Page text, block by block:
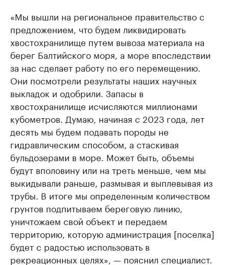
«Мы вышли на региональное правительство с
предложением, что будем ликвидировать
хвостохранилище путем вывоза материала на
берег Балтийского моря, а море впоследствии
за нас сделает работу по его перемещению.
Они посмотрели результаты наших научных
выкладок и одобрили. Запасы в
хвостохранилище исчисляются миллионами
кубометров. Думаю, начиная с 2023 года, лет
десять мы будем подавать породы не
гидравлическим способом, а стаскивая
бульдозерами в море. Может быть, объемы
будут вполовину или на треть меньше, чем мы
выкидывали раньше, размывая и выплевывая из
трубы. В итоге мы определенным количеством
грунтов подпитываем береговую линию,
уничтожаем свой объект и передаем
территорию, которую администрация [поселка]
будет с радостью использовать в
рекреационных целях», — пояснил специалист.